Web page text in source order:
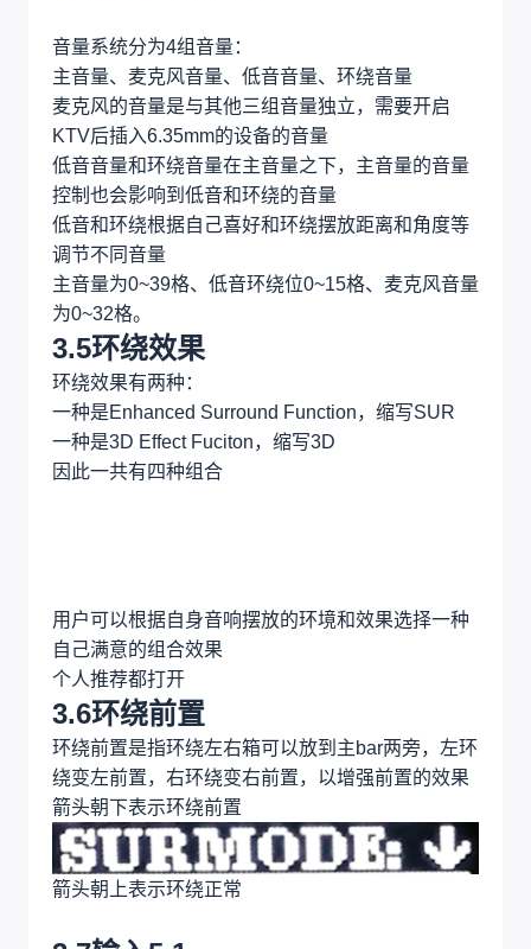
音量系统分为4组音量：
主音量、麦克风音量、低音音量、环绕音量
麦克风的音量是与其他三组音量独立，需要开启
KTV后插入6.35mm的设备的音量
低音音量和环绕音量在主音量之下，主音量的音量
控制也会影响到低音和环绕的音量
低音和环绕根据自己喜好和环绕摆放距离和角度等
调节不同音量
主音量为0~39格、低音环绕位0~15格、麦克风音量
为0~32格。
3.5环绕效果
环绕效果有两种：
一种是Enhanced Surround Function，缩写SUR
一种是3D Effect Fuciton，缩写3D
因此一共有四种组合
用户可以根据自身音响摆放的环境和效果选择一种
自己满意的组合效果
个人推荐都打开
3.6环绕前置
环绕前置是指环绕左右箱可以放到主bar两旁，左环
绕变左前置，右环绕变右前置，以增强前置的效果
箭头朝下表示环绕前置
箭头朝上表示环绕正常